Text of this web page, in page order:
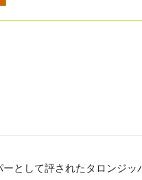
として評されたタロンジッ